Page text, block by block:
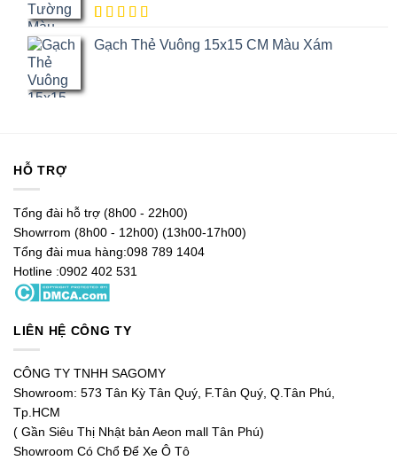
5 dựa trên
Gạch Thẻ Vuông 15x15 CM Màu Xám
HỖ TRỢ
Tổng đài hỗ trợ (8h00 - 22h00)
Showrrom (8h00 - 12h00) (13h00-17h00)
Tổng đài mua hàng:098 789 1404
Hotline :0902 402 531
LIÊN HỆ CÔNG TY
CÔNG TY TNHH SAGOMY
Showroom: 573 Tân Kỳ Tân Quý, F.Tân Quý, Q.Tân Phú,
Tp.HCM
( Gần Siêu Thị Nhật bản Aeon mall Tân Phú)
Showroom Có Chổ Để Xe Ô Tô